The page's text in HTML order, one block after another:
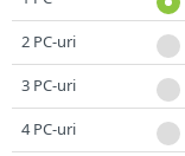
2 PC-uri
3 PC-uri
4 PC-uri